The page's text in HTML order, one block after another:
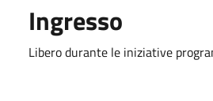
Ingresso
Libero durante le iniziative